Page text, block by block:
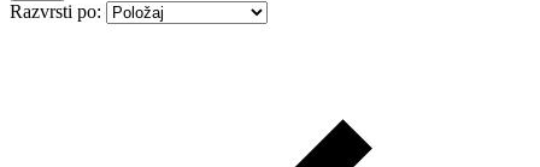
Razvrsti po: